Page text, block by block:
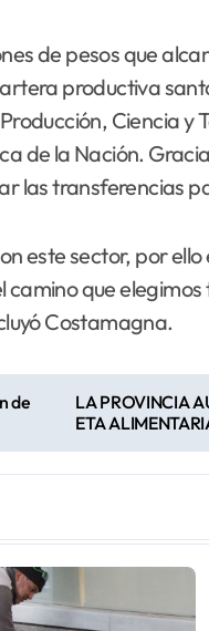
de pesos que
productiva
Ciencia y
de la Nación.
las transferencias
este sector, por
que
Costamagna.
de
LA PROVINCIA
ETA